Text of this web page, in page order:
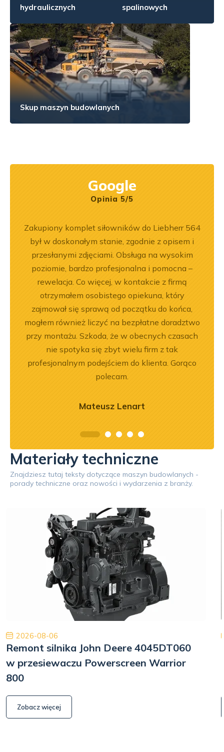
hydraulicznych spalinowych
Skup maszyn budowlanych
Google
Opinia 5/5
Zakupiony komplet siłowników do Liebherr 564
był w doskonałym stanie, zgodnie z opisem i
przesłanymi zdjęciami. Obsługa na wysokim
poziomie, bardzo profesjonalna i pomocna –
rewelacja. Co więcej, w kontakcie z firmą
otrzymałem osobistego opiekuna, który
zajmował się sprawą od początku do końca,
mogłem również liczyć na bezpłatne doradztwo
przy montażu. Szkoda, że w obecnych czasach
nie spotyka się zbyt wielu firm z tak
profesjonalnym podejściem do klienta. Gorąco
polecam.
Mateusz Lenart
Materiały techniczne
Znajdziesz tutaj teksty dotyczące maszyn budowlanych -
porady techniczne oraz nowości i wydarzenia z branży.
2026-08-06
Remont silnika John Deere 4045DT060
w przesiewaczu Powerscreen Warrior
800
Zobacz więcej